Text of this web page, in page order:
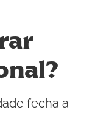
fecha a